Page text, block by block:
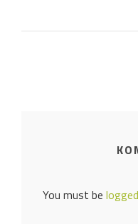
You must be